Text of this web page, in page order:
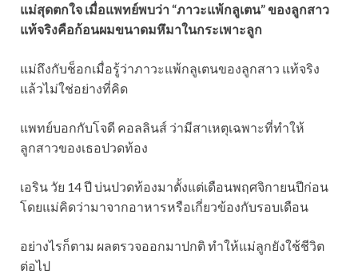
แม่สุดตกใจ เมื่อแพทย์พบว่า “ภาวะแพ้กลูเตน” ของลูกสาว
แท้จริงคือก้อนผมขนาดมหึมาในกระเพาะลูก
แม่ถึงกับช็อกเมื่อรู้ว่าภาวะแพ้กลูเตนของลูกสาว แท้จริง
แล้วไม่ใช่อย่างที่คิด
แพทย์บอกกับโจดี คอลลินส์ ว่ามีสาเหตุเฉพาะที่ทำให้
ลูกสาวของเธอปวดท้อง
เอริน วัย 14 ปี บ่นปวดท้องมาตั้งแต่เดือนพฤศจิกายนปีก่อน
โดยแม่คิดว่ามาจากอาหารหรือเกี่ยวข้องกับรอบเดือน
อย่างไรก็ตาม ผลตรวจออกมาปกติ ทำให้แม่ลูกยังใช้ชีวิต
ต่อไป